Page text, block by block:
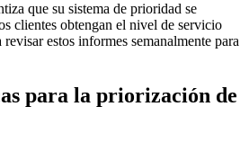
que su sistema de prioridad se
clientes obtengan el nivel de servicio
estos informes semanalmente para
para la priorización de